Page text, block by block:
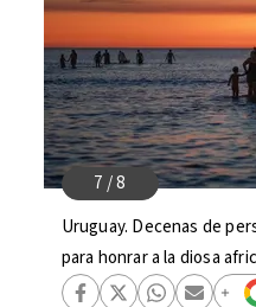
Uruguay. Decenas de
para honrar a la diosa